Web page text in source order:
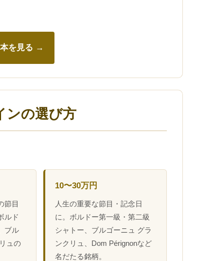
を見る →
ンの選び方
節目
ルド
ブル
ュの
10〜30万円
人生の重要な節目・記念日
に。ボルドー第一級・第二級
シャトー、ブルゴーニュ グラ
ンクリュ、Dom Pérignonなど
名だたる銘柄。